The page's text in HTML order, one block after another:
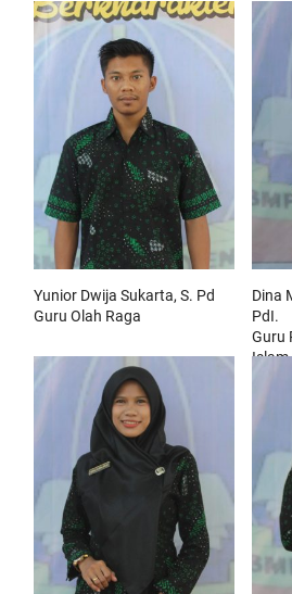
Yunior Dwija Sukarta, S. Pd
Guru Olah Raga
Dina
PdI.
Guru
Islam